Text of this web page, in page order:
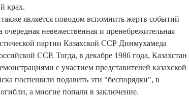
крах.
является поводом вспомнить жертв событий
очередная невежественная и пренебрежительная
партии Казахской ССР Динмухамеда
ССР. Тогда, в декабре 1986 года, Казахстан
с участием представителей казахской
поспешили подавить эти "беспорядки", в
а многие попали в заключение.